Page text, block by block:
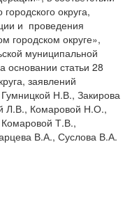
округа,
и проведения
городском округе»,
муниципальной
статьи 28
заявлений
Н.В., Закирова
Л.В., Комаровой Н.О.,
Т.В.,
В.А., Суслова В.А.